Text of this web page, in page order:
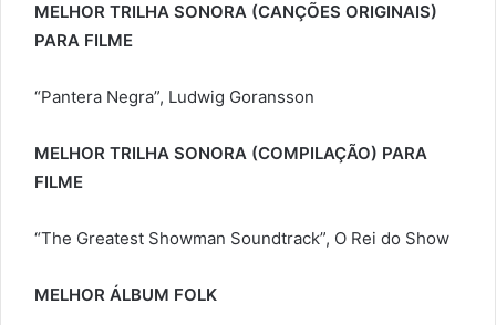
MELHOR TRILHA SONORA (CANÇÕES ORIGINAIS)
PARA FILME
“Pantera Negra”, Ludwig Goransson
MELHOR TRILHA SONORA (COMPILAÇÃO) PARA
FILME
“The Greatest Showman Soundtrack”, O Rei do Show
MELHOR ÁLBUM FOLK